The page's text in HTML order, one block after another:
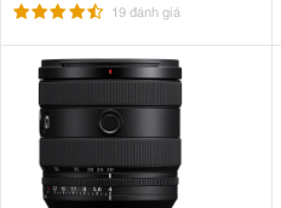
19 đánh giá